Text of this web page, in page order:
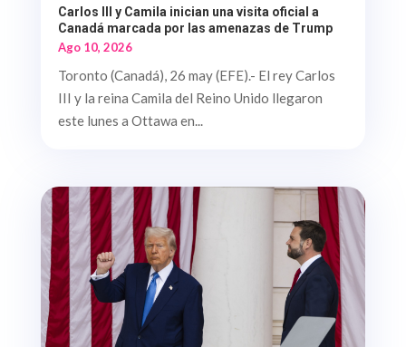
Carlos III y Camila inician una visita oficial a
Canadá marcada por las amenazas de Trump
Ago 10, 2026
Toronto (Canadá), 26 may (EFE).- El rey Carlos
III y la reina Camila del Reino Unido llegaron
este lunes a Ottawa en...